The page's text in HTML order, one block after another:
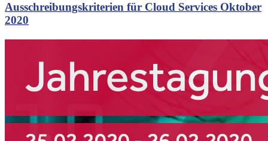
Ausschreibungskriterien für Cloud Services Oktober
2020